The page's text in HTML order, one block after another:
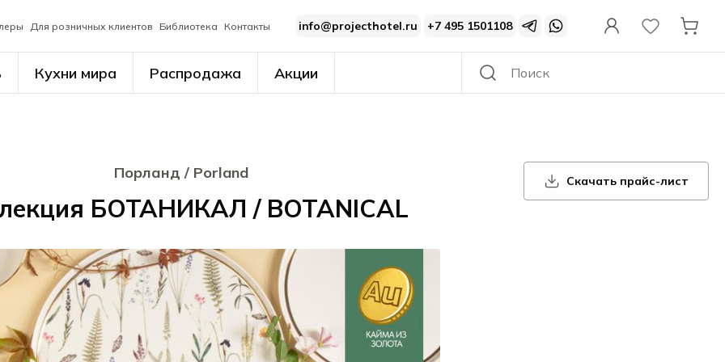
Для розничных клиентов Библиотека Контакты info@projecthotel.ru +7 495 1501108
Кухни мира Распродажа Акции
Порланд / Porland
БОТАНИКАЛ / BOTANICAL
Скачать прайс-лист